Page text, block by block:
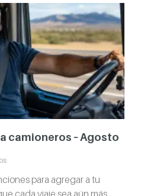
camioneros – Agosto
para agregar a tu